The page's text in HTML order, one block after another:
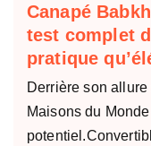
Canapé
test complet
pratique
Derrière son
Maisons du